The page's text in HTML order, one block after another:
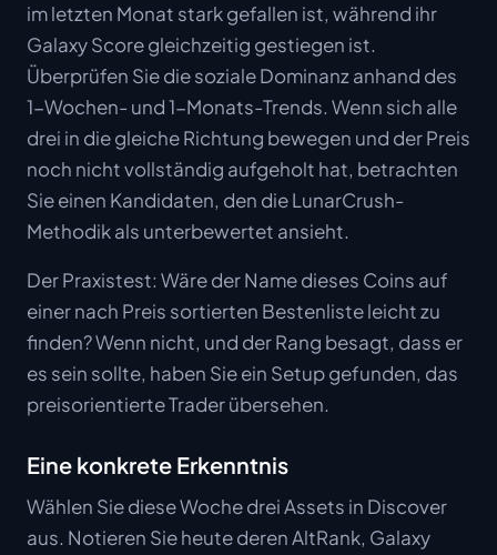
im letzten Monat stark gefallen ist, während ihr
Galaxy Score gleichzeitig gestiegen ist.
Überprüfen Sie die soziale Dominanz anhand des
1-Wochen- und 1-Monats-Trends. Wenn sich alle
drei in die gleiche Richtung bewegen und der Preis
noch nicht vollständig aufgeholt hat, betrachten
Sie einen Kandidaten, den die LunarCrush-
Methodik als unterbewertet ansieht.
Der Praxistest: Wäre der Name dieses Coins auf
einer nach Preis sortierten Bestenliste leicht zu
finden? Wenn nicht, und der Rang besagt, dass er
es sein sollte, haben Sie ein Setup gefunden, das
preisorientierte Trader übersehen.
Eine konkrete Erkenntnis
Wählen Sie diese Woche drei Assets in Discover
aus. Notieren Sie heute deren AltRank, Galaxy